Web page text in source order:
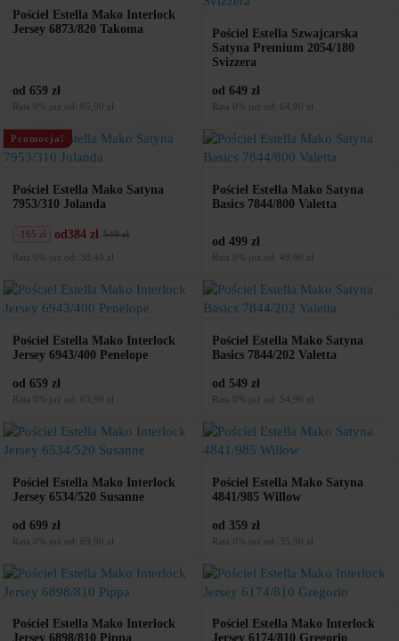
Pościel Estella Mako Interlock
Jersey 6873/820 Takoma
od 659 zł
Rata 0% już od: 65,90 zł
Pościel Estella Szwajcarska
Satyna Premium 2054/180
Svizzera
od 649 zł
Rata 0% już od: 64,90 zł
Promocja!
Pościel Estella Mako Satyna
7953/310 Jolanda
od 549 zł
Pierwotna
cena
549
zł.
384 zł
Aktualna
cena
384
zł.
-165 zł
Rata 0% już od: 38,40 zł
Pościel Estella Mako Satyna
Basics 7844/800 Valetta
od 499 zł
Rata 0% już od: 49,90 zł
Pościel Estella Mako Interlock
Jersey 6943/400 Penelope
od 659 zł
Rata 0% już od: 65,90 zł
Pościel Estella Mako Satyna
Basics 7844/202 Valetta
od 549 zł
Rata 0% już od: 54,90 zł
Pościel Estella Mako Interlock
Jersey 6534/520 Susanne
od 699 zł
Rata 0% już od: 69,90 zł
Pościel Estella Mako Satyna
4841/985 Willow
od 359 zł
Rata 0% już od: 35,90 zł
Pościel Estella Mako Interlock
Jersey 6898/810 Pippa
Pościel Estella Mako Interlock
Jersey 6174/810 Gregorio